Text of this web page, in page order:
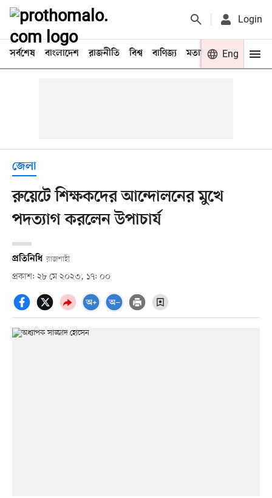
Login
সর্বশেষ বাংলাদেশ রাজনীতি বিশ্ব বাণিজ্য মতামত খেলা
Eng
জেলা
রুয়েটে শিক্ষকদের আন্দোলনের মুখে
পদত্যাগ করলেন উপাচার্য
প্রতিনিধি রাজশাহী
প্রকাশ: ২৮ মে ২০২৩, ১৭: ০০